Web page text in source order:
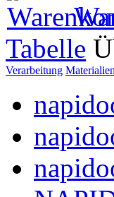
Tabelle
Verarbeitung Materialien